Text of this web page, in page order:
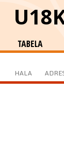
TABELA
HALA